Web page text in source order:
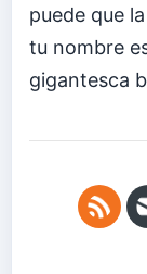
puede que
tu nombre
gigantesca